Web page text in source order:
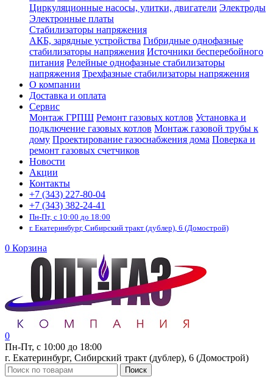
Циркуляционные насосы, улитки, двигатели Электроды
Электронные платы
Стабилизаторы напряжения
АКБ, зарядные устройства Гибридные однофазные
стабилизаторы напряжения Источники бесперебойного
питания Релейные однофазные стабилизаторы
напряжения Трехфазные стабилизаторы напряжения
О компании
Доставка и оплата
Сервис
Монтаж ГРПШ Ремонт газовых котлов Установка и
подключение газовых котлов Монтаж газовой трубы к
дому Проектирование газоснабжения дома Поверка и
ремонт газовых счетчиков
Новости
Акции
Контакты
+7 (343) 227-80-04
+7 (343) 382-24-41
Пн-Пт, с 10:00 до 18:00
г. Екатеринбург, Сибирский тракт (дублер), 6 (Домострой)
0 Корзина
0
Пн-Пт, с 10:00 до 18:00
г. Екатеринбург, Сибирский тракт (дублер), 6 (Домострой)
Поиск